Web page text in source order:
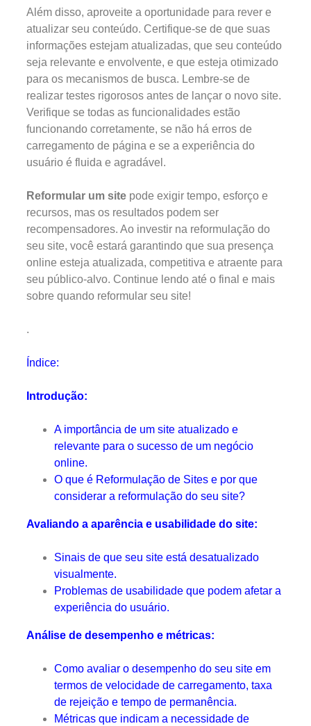
Além disso, aproveite a oportunidade para rever e
atualizar seu conteúdo. Certifique-se de que suas
informações estejam atualizadas, que seu conteúdo
seja relevante e envolvente, e que esteja otimizado
para os mecanismos de busca. Lembre-se de
realizar testes rigorosos antes de lançar o novo site.
Verifique se todas as funcionalidades estão
funcionando corretamente, se não há erros de
carregamento de página e se a experiência do
usuário é fluida e agradável.
Reformular um site pode exigir tempo, esforço e
recursos, mas os resultados podem ser
recompensadores. Ao investir na reformulação do
seu site, você estará garantindo que sua presença
online esteja atualizada, competitiva e atraente para
seu público-alvo. Continue lendo até o final e mais
sobre quando reformular seu site!
.
Índice:
Introdução:
A importância de um site atualizado e
relevante para o sucesso de um negócio
online.
O que é Reformulação de Sites e por que
considerar a reformulação do seu site?
Avaliando a aparência e usabilidade do site:
Sinais de que seu site está desatualizado
visualmente.
Problemas de usabilidade que podem afetar a
experiência do usuário.
Análise de desempenho e métricas:
Como avaliar o desempenho do seu site em
termos de velocidade de carregamento, taxa
de rejeição e tempo de permanência.
Métricas que indicam a necessidade de